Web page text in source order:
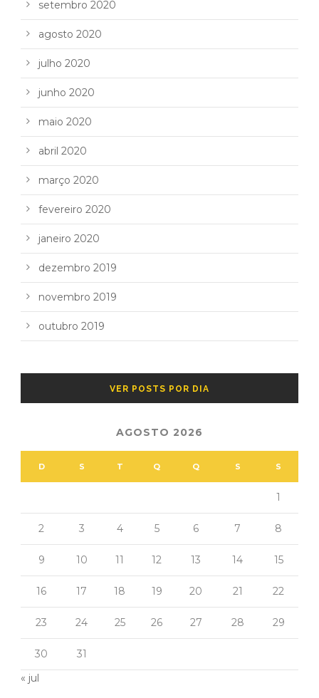
setembro 2020
agosto 2020
julho 2020
junho 2020
maio 2020
abril 2020
março 2020
fevereiro 2020
janeiro 2020
dezembro 2019
novembro 2019
outubro 2019
VER POSTS POR DIA
AGOSTO 2026
D S T Q Q S S
1
2 3 4 5 6 7 8
9 10 11 12 13 14 15
16 17 18 19 20 21 22
23 24 25 26 27 28 29
30
31
« jul